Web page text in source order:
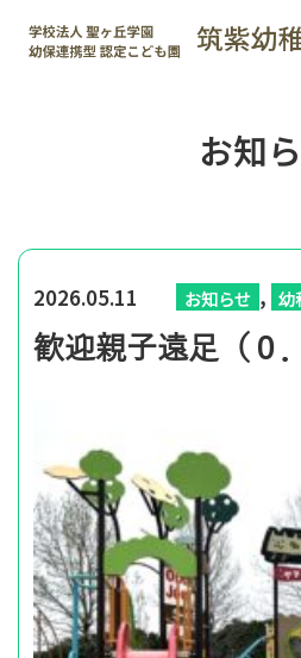
お知
2026.05.11 お知らせ , 幼
歓迎親子遠足（０